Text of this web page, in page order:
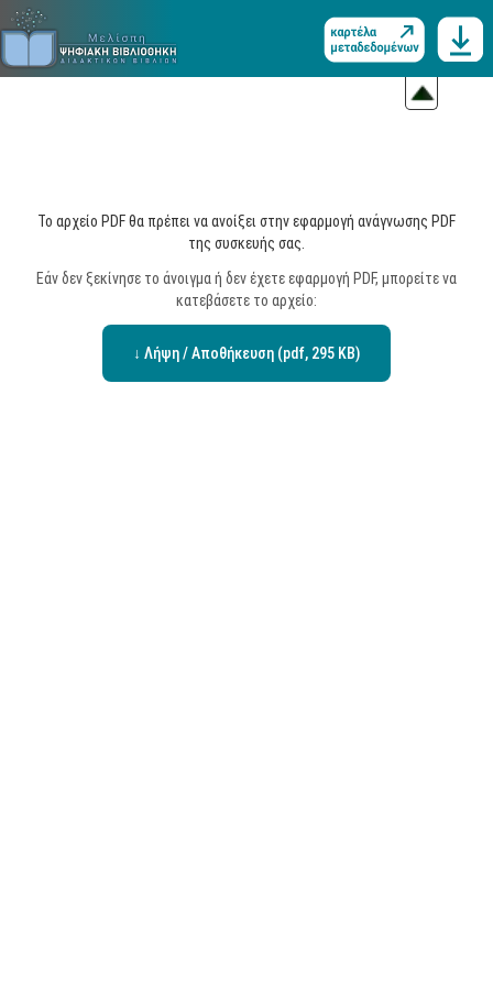
Το αρχείο PDF θα πρέπει να ανοίξει στην εφαρμογή ανάγνωσης PDF
της συσκευής σας.
Εάν δεν ξεκίνησε το άνοιγμα ή δεν έχετε εφαρμογή PDF, μπορείτε να
κατεβάσετε το αρχείο:
↓ Λήψη / Αποθήκευση (pdf, 295 KB)